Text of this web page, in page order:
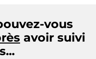
vous
avoir suivi